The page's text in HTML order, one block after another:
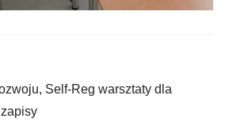
Self-Reg warsztaty dla